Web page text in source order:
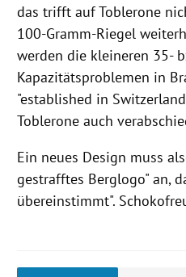
das trifft auf Toblerone
100-Gramm-Riegel
werden die kleineren 35-
Kapazitätsproblemen in
"established in
Toblerone auch
Ein neues Design muss
gestrafftes Berglogo" an,
übereinstimmt".